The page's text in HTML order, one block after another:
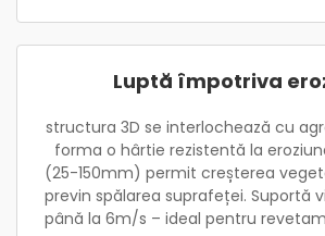
Luptă împotriva
structura 3D se interlochează cu
forma o hârtie rezistentă la
(25-150mm) permit creșterea
previn spălarea suprafeței. Suportă
până la 6m/s – ideal pentru